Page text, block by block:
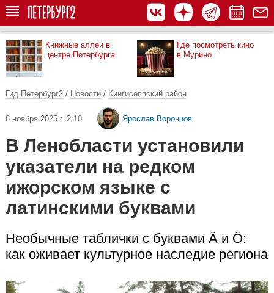
Книжные аллеи в
центре Петербурга
Где посмотреть кино
в Мурино
Гид Петербург2 / Новости / Кингисеппский район
8 ноября 2025 г. 2:10 Ярослав Воронцов
В Ленобласти установили
указатели на редком
ижорском языке с
латинскими буквами
Необычные таблички с буквами Ä и Ö:
как оживает культурное наследие региона